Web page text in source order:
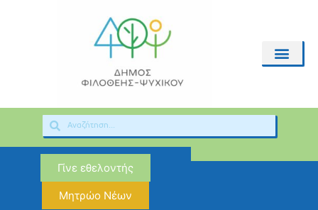
Γίνε εθελοντής
Μητρώο Νέων